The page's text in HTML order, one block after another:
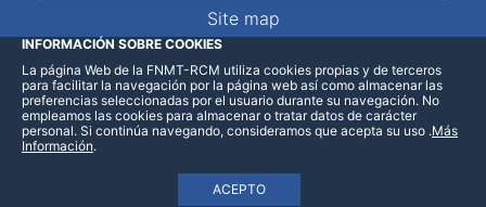
Site map
LinkedInFacebookWhatsApp
INFORMACIÓN SOBRE COOKIES
La página Web de la FNMT-RCM utiliza cookies propias y de terceros
para facilitar la navegación por la página web así como almacenar las
preferencias seleccionadas por el usuario durante su navegación. No
empleamos las cookies para almacenar o tratar datos de carácter
personal. Si continúa navegando, consideramos que acepta su uso
ACEPTO
.Más
Información.